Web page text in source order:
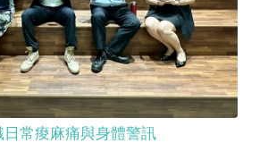
常痠麻痛與身體警訊